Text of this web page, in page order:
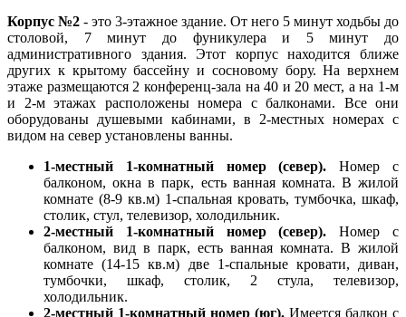
Корпус №2 - это 3-этажное здание. От него 5 минут ходьбы до
столовой, 7 минут до фуникулера и 5 минут до
административного здания. Этот корпус находится ближе
других к крытому бассейну и сосновому бору. На верхнем
этаже размещаются 2 конференц-зала на 40 и 20 мест, а на 1-м
и 2-м этажах расположены номера с балконами. Все они
оборудованы душевыми кабинами, в 2-местных номерах с
видом на север установлены ванны.
1-местный 1-комнатный номер (север).Номер с
балконом, окна в парк, есть ванная комната. В жилой
комнате (8-9 кв.м) 1-спальная кровать, тумбочка, шкаф,
столик, стул, телевизор, холодильник.
2-местный 1-комнатный номер (север).Номер с
балконом, вид в парк, есть ванная комната. В жилой
комнате (14-15 кв.м) две 1-спальные кровати, диван,
тумбочки, шкаф, столик, 2 стула, телевизор,
холодильник.
2-местный 1-комнатный номер (юг). Имеется балкон с